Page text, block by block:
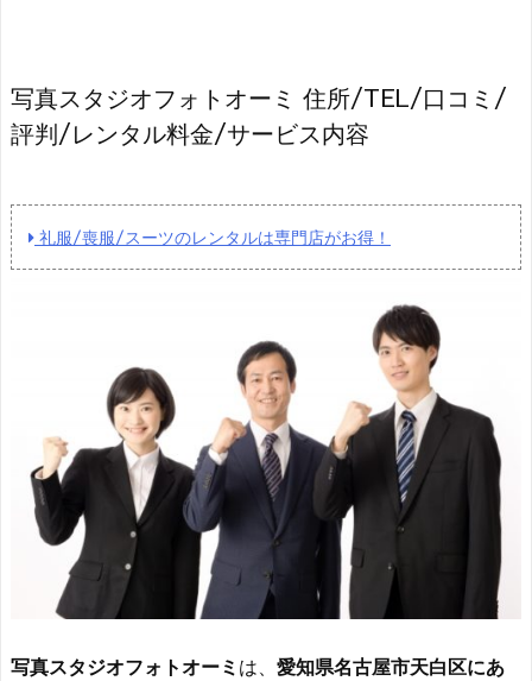
写真スタジオフォトオーミ 住所/TEL/口コミ/
評判/レンタル料金/サービス内容
礼服/喪服/スーツのレンタルは専門店がお得！
写真スタジオフォトオーミ は、 愛知県名古屋市天白区にあ